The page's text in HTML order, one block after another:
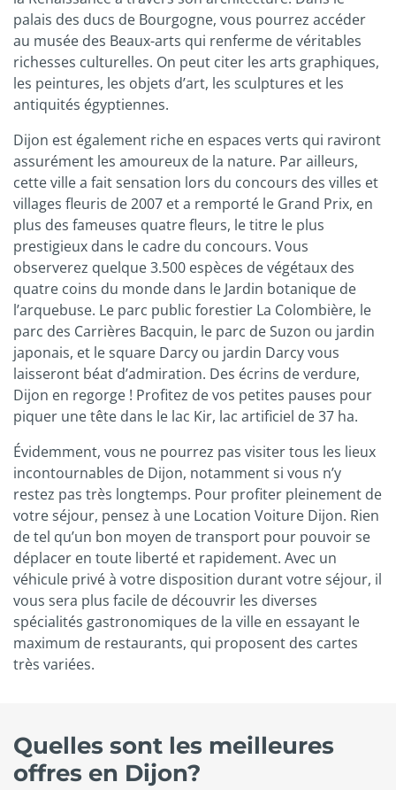
palais des ducs de Bourgogne, vous pourrez accéder
au musée des Beaux-arts qui renferme de véritables
richesses culturelles. On peut citer les arts graphiques,
les peintures, les objets d’art, les sculptures et les
antiquités égyptiennes.
Dijon est également riche en espaces verts qui raviront
assurément les amoureux de la nature. Par ailleurs,
cette ville a fait sensation lors du concours des villes et
villages fleuris de 2007 et a remporté le Grand Prix, en
plus des fameuses quatre fleurs, le titre le plus
prestigieux dans le cadre du concours. Vous
observerez quelque 3.500 espèces de végétaux des
quatre coins du monde dans le Jardin botanique de
l’arquebuse. Le parc public forestier La Colombière, le
parc des Carrières Bacquin, le parc de Suzon ou jardin
japonais, et le square Darcy ou jardin Darcy vous
laisseront béat d’admiration. Des écrins de verdure,
Dijon en regorge ! Profitez de vos petites pauses pour
piquer une tête dans le lac Kir, lac artificiel de 37 ha.
Évidemment, vous ne pourrez pas visiter tous les lieux
incontournables de Dijon, notamment si vous n’y
restez pas très longtemps. Pour profiter pleinement de
votre séjour, pensez à une Location Voiture Dijon. Rien
de tel qu’un bon moyen de transport pour pouvoir se
déplacer en toute liberté et rapidement. Avec un
véhicule privé à votre disposition durant votre séjour, il
vous sera plus facile de découvrir les diverses
spécialités gastronomiques de la ville en essayant le
maximum de restaurants, qui proposent des cartes
très variées.
Quelles sont les meilleures
offres en Dijon?